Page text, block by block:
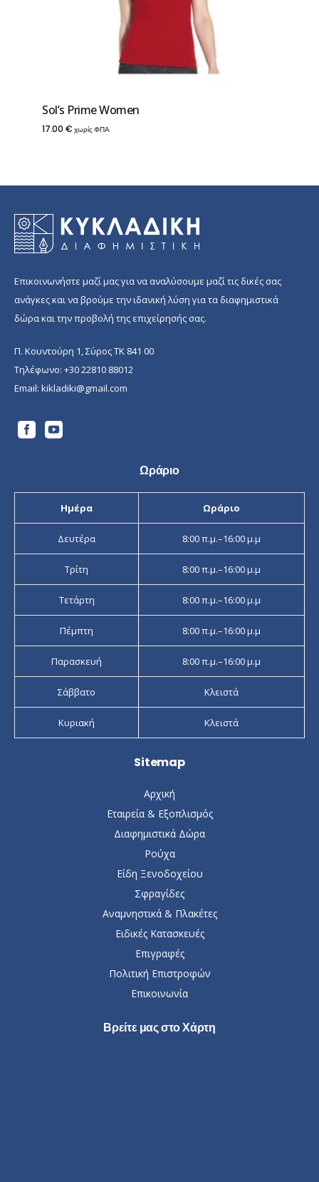
Sol’s Prime Women
17.00 € χωρίς ΦΠΑ
Επικοινωνήστε μαζί μας για να αναλύσουμε μαζί τις δικές σας
ανάγκες και να βρούμε την ιδανική λύση για τα διαφημιστικά
δώρα και την προβολή της επιχείρησής σας.
Π. Κουντούρη 1, Σύρος ΤΚ 841 00
Τηλέφωνο: +30 22810 88012
Email: kikladiki@gmail.com
Ωράριο
Ημέρα Ωράριο
Δευτέρα 8:00 π.μ.–16:00 μ.μ
Τρίτη 8:00 π.μ.–16:00 μ.μ
Τετάρτη 8:00 π.μ.–16:00 μ.μ
Πέμπτη 8:00 π.μ.–16:00 μ.μ
Παρασκευή 8:00 π.μ.–16:00 μ.μ
Σάββατο Κλειστά
Κυριακή Κλειστά
Sitemap
Αρχική
Εταιρεία & Εξοπλισμός
Διαφημιστικά Δώρα
Ρούχα
Είδη Ξενοδοχείου
Σφραγίδες
Αναμνηστικά & Πλακέτες
Ειδικές Κατασκευές
Επιγραφές
Πολιτική Επιστροφών
Επικοινωνία
Βρείτε μας στο Χάρτη